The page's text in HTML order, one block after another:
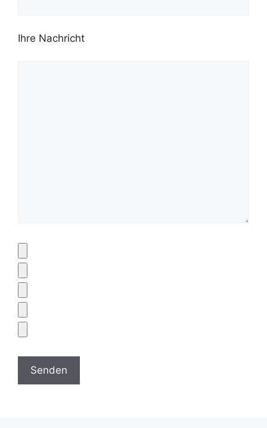
Ihre Nachricht